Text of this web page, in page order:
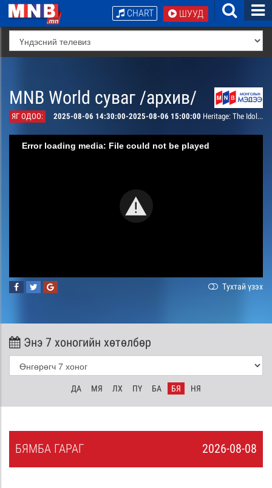
ШУУД
CHART
MNB World суваг /архив/
ЯГ ОДОО: 2025-08-06 14:30:00-2025-08-06 15:00:00 Heritage: The Idols of Mongolian Shamans
Error loading media: File could not be played
Тухтай үзэх
Энэ 7 хоногийн хөтөлбөр
ДА МЯ ЛХ ПҮ БА БЯ НЯ
2026-08-08
БЯМБА ГАРАГ